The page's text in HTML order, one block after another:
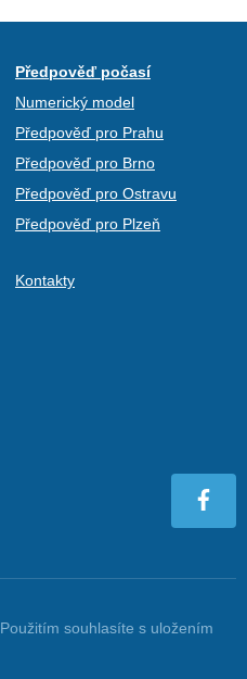
Předpověď počasí
Numerický model
Předpověď pro Prahu
Předpověď pro Brno
Předpověď pro Ostravu
Předpověď pro Plzeň
Kontakty
Použitím souhlasíte s uložením